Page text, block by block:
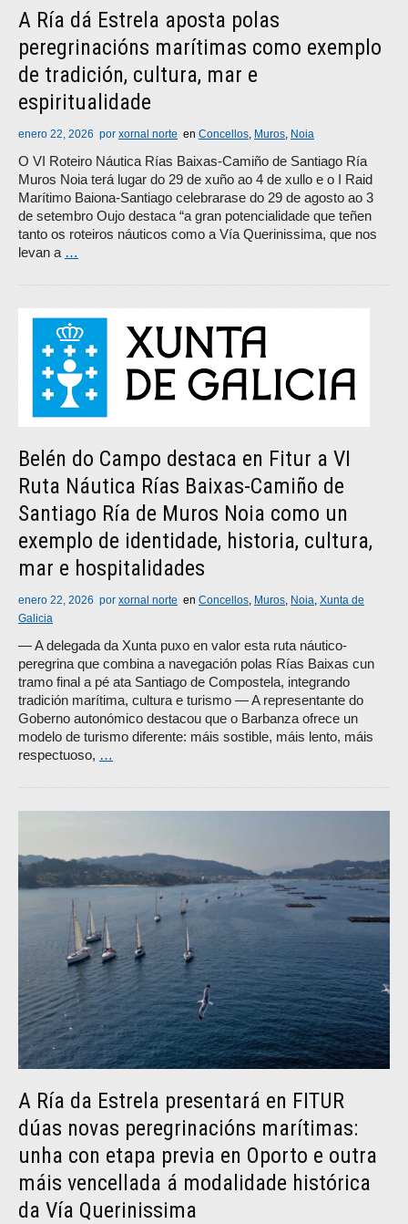
A Ría dá Estrela aposta polas
peregrinacións marítimas como exemplo
de tradición, cultura, mar e
espiritualidade
enero 22, 2026 por xornal norte en Concellos, Muros, Noia
O VI Roteiro Náutica Rías Baixas-Camiño de Santiago Ría
Muros Noia terá lugar do 29 de xuño ao 4 de xullo e o I Raid
Marítimo Baiona-Santiago celebrarase do 29 de agosto ao 3
de setembro Oujo destaca “a gran potencialidade que teñen
tanto os roteiros náuticos como a Vía Querinissima, que nos
levan a …
Belén do Campo destaca en Fitur a VI
Ruta Náutica Rías Baixas-Camiño de
Santiago Ría de Muros Noia como un
exemplo de identidade, historia, cultura,
mar e hospitalidades
enero 22, 2026 por xornal norte en Concellos, Muros, Noia, Xunta de
Galicia
― A delegada da Xunta puxo en valor esta ruta náutico-
peregrina que combina a navegación polas Rías Baixas cun
tramo final a pé ata Santiago de Compostela, integrando
tradición marítima, cultura e turismo ― A representante do
Goberno autonómico destacou que o Barbanza ofrece un
modelo de turismo diferente: máis sostible, máis lento, máis
respectuoso, …
A Ría da Estrela presentará en FITUR
dúas novas peregrinacións marítimas:
unha con etapa previa en Oporto e outra
máis vencellada á modalidade histórica
da Vía Querinissima